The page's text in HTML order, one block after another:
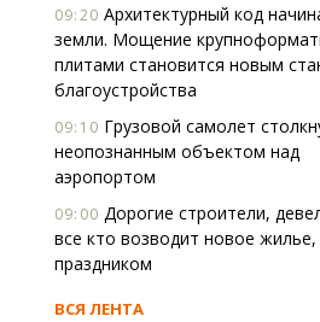
09:20 Архитектурный код
земли. Мощение
плитами становится новым
благоустройства
09:10 Грузовой самолет
неопознанным объектом над
аэропортом
09:00 Дорогие строители,
все кто возводит новое жилье,
праздником
ВСЯ ЛЕНТА